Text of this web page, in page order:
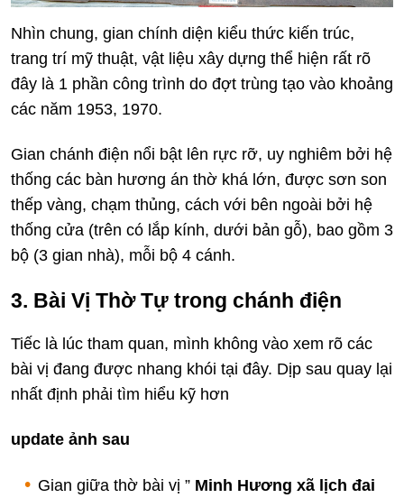
Nhìn chung, gian chính diện kiểu thức kiến trúc,
trang trí mỹ thuật, vật liệu xây dựng thể hiện rất rõ
đây là 1 phần công trình do đợt trùng tạo vào khoảng
các năm 1953, 1970.
Gian chánh điện nổi bật lên rực rỡ, uy nghiêm bởi hệ
thống các bàn hương án thờ khá lớn, được sơn son
thếp vàng, chạm thủng, cách với bên ngoài bởi hệ
thống cửa (trên có lắp kính, dưới bản gỗ), bao gồm 3
bộ (3 gian nhà), mỗi bộ 4 cánh.
3. Bài Vị Thờ Tự trong chánh điện
Tiếc là lúc tham quan, mình không vào xem rõ các
bài vị đang được nhang khói tại đây. Dịp sau quay lại
nhất định phải tìm hiểu kỹ hơn
update ảnh sau
Gian giữa thờ bài vị ” Minh Hương xã lịch đai